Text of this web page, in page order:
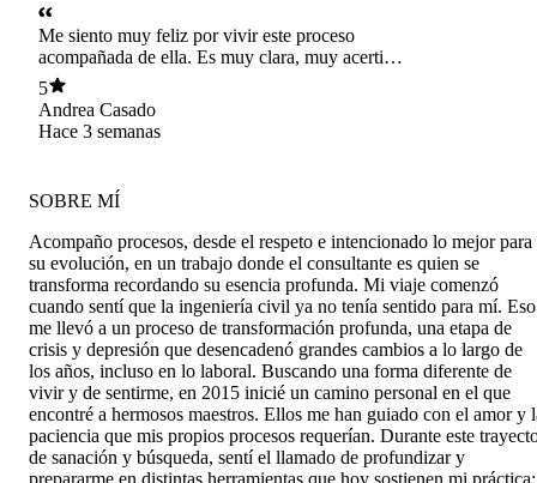
Me siento muy feliz por vivir este proceso
acompañada de ella. Es muy clara, muy acertiva
y muy amorosa. A mi me han ayudado
muchísimo las constelaciones y espero que
pueda hacer que muchas más personas logren
conectar con su alma.
5
Andrea Casado
Hace 3 semanas
SOBRE MÍ
Acompaño procesos, desde el respeto e intencionado lo mejor para
su evolución, en un trabajo donde el consultante es quien se
transforma recordando su esencia profunda. Mi viaje comenzó
cuando sentí que la ingeniería civil ya no tenía sentido para mí. Eso
me llevó a un proceso de transformación profunda, una etapa de
crisis y depresión que desencadenó grandes cambios a lo largo de
los años, incluso en lo laboral. Buscando una forma diferente de
vivir y de sentirme, en 2015 inicié un camino personal en el que
encontré a hermosos maestros. Ellos me han guiado con el amor y
paciencia que mis propios procesos requerían. Durante este
de sanación y búsqueda, sentí el llamado de profundizar y
prepararme en distintas herramientas que hoy sostienen mi práctica: